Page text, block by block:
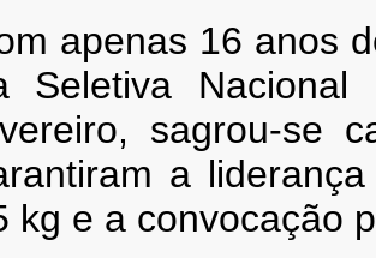
apenas 16 anos
Seletiva
sagrou-se
a
kg e a convocação